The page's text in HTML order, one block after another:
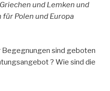
und Lemken und
für Polen und Europa
sind geboten
? Wie sind die